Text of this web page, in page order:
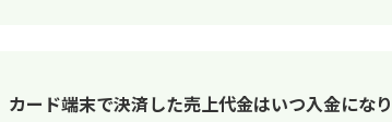
カード端末で決済した売上代金はいつ入金にな